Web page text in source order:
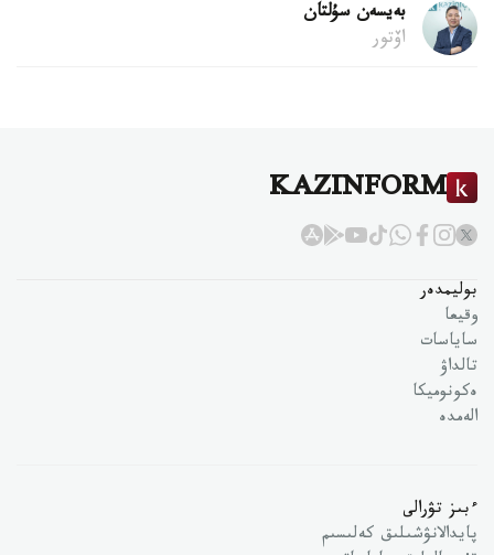
بەيسەن سۇلتان
اۆتور
KAZINFORM
بوليمدەر
وقيعا
ساياسات
تالداۋ
ەكونوميكا
الەمدە
ءبىز تۋرالى
پايدالانۋشىلىق كەلىسىم